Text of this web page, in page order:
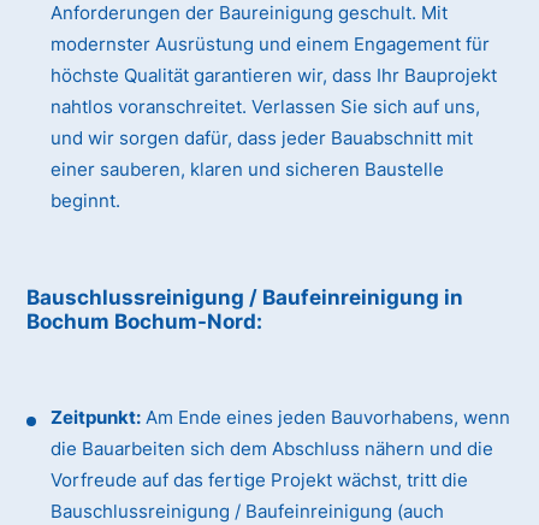
Anforderungen der Baureinigung geschult. Mit
modernster Ausrüstung und einem Engagement für
höchste Qualität garantieren wir, dass Ihr Bauprojekt
nahtlos voranschreitet. Verlassen Sie sich auf uns,
und wir sorgen dafür, dass jeder Bauabschnitt mit
einer sauberen, klaren und sicheren Baustelle
beginnt.
Bauschlussreinigung / Baufeinreinigung in
Bochum Bochum-Nord:
Zeitpunkt: Am Ende eines jeden Bauvorhabens, wenn
die Bauarbeiten sich dem Abschluss nähern und die
Vorfreude auf das fertige Projekt wächst, tritt die
Bauschlussreinigung / Baufeinreinigung (auch